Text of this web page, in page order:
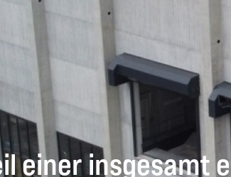
einer insgesamt